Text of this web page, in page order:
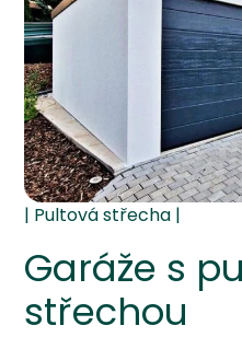
Garáže s
střechou